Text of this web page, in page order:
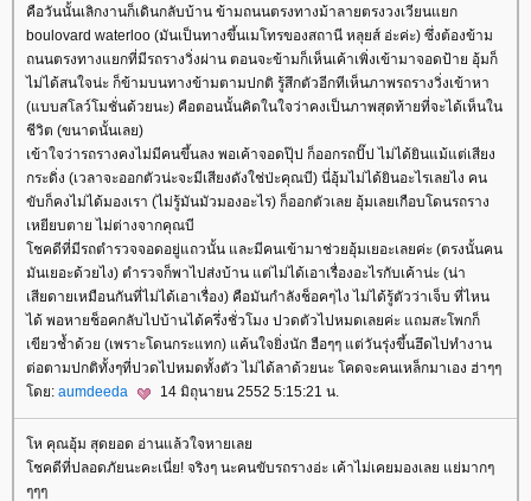
คือวันนั้นเลิกงานก็เดินกลับบ้าน ข้ามถนนตรงทางม้าลายตรงวงเวียนแยก
boulovard waterloo (มันเป็นทางขึ้นเมโทรของสถานี หลุยส์ อ่ะค่ะ) ซึ่งต้องข้าม
ถนนตรงทางแยกที่มีรถรางวิ่งผ่าน ตอนจะข้ามก็เห็นเค้าเพิ่งเข้ามาจอดป้าย อุ้มก็
ไม่ได้สนใจน่ะ ก็ข้ามบนทางข้ามตามปกติ รู้สึกตัวอีกทีเห็นภาพรถรางวิ่งเข้าหา
(แบบสโลว์โมชั่นด้วยนะ) คือตอนนั้นคิดในใจว่าคงเป็นภาพสุดท้ายที่จะได้เห็นใน
ชีวิต (ขนาดนั้นเลย)
เข้าใจว่ารถรางคงไม่มีคนขึ้นลง พอเค้าจอดปุ๊ป ก็ออกรถปั๊ป ไม่ได้ยินแม้แต่เสียง
กระดิ่ง (เวลาจะออกตัวน่ะจะมีเสียงดังใช่ป่ะคุณบี) นี่อุ้มไม่ได้ยินอะไรเลยไง คน
ขับก็คงไม่ได้มองเรา (ไม่รู้มันมัวมองอะไร) ก็ออกตัวเลย อุ้มเลยเกือบโดนรถราง
เหยียบตาย ไม่ต่างจากคุณบี
ชคดีที่มีรถตำรวจจอดอยู่แถวนั้น และมีคนเข้ามาช่วยอุ้มเยอะเลยค่ะ (ตรงนั้นคน
มันเยอะด้วยไง) ตำรวจก็พาไปส่งบ้าน แต่ไม่ได้เอาเรื่องอะไรกับเค้าน่ะ (น่า
เสียดายเหมือนกันที่ไม่ได้เอาเรื่อง) คือมันกำลังช็อคๆไง ไม่ได้รู้ตัวว่าเจ็บ ที่ไหน
ได้ พอหายช็อคกลับไปบ้านได้ครึ่งชั่วโมง ปวดตัวไปหมดเลยค่ะ แถมสะโพกก็
เขียวช้ำด้วย (เพราะโดนกระแทก) แค้นใจยิ่งนัก ฮือๆๆ แต่วันรุ่งขึ้นฮึดไปทำงาน
ต่อตามปกติทั้งๆที่ปวดไปหมดทั้งตัว ไม่ได้ลาด้วยนะ โคดจะคนเหล็กมาเอง ฮ่าๆๆ
ดย: aumdeeda 14 มิถุนายน 2552 5:15:21 น.
ห คุณอุ้ม สุดยอด อ่านแล้วใจหายเล
ชคดีที่ปลอดภัยนะคะเนี่ย! จริงๆ นะคนขับรถรางอ่ะ เค้าไม่เคยมองเลย แย่มากๆ
ๆๆๆ